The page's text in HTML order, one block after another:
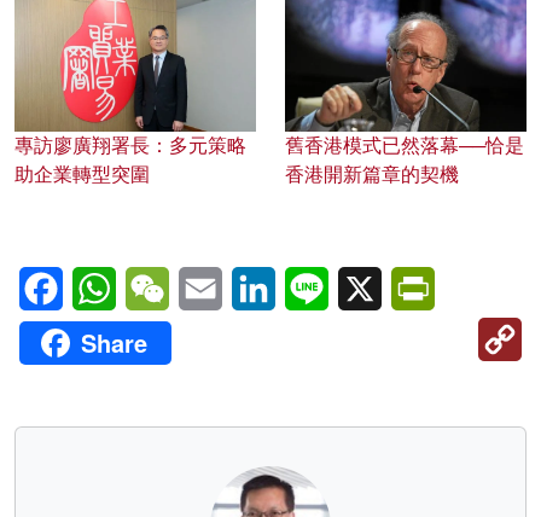
專訪廖廣翔署長：多元策略
助企業轉型突圍
舊香港模式已然落幕──恰是
香港開新篇章的契機
FacebookWhatsAppWeChatEmail LinkedInLine X
Share